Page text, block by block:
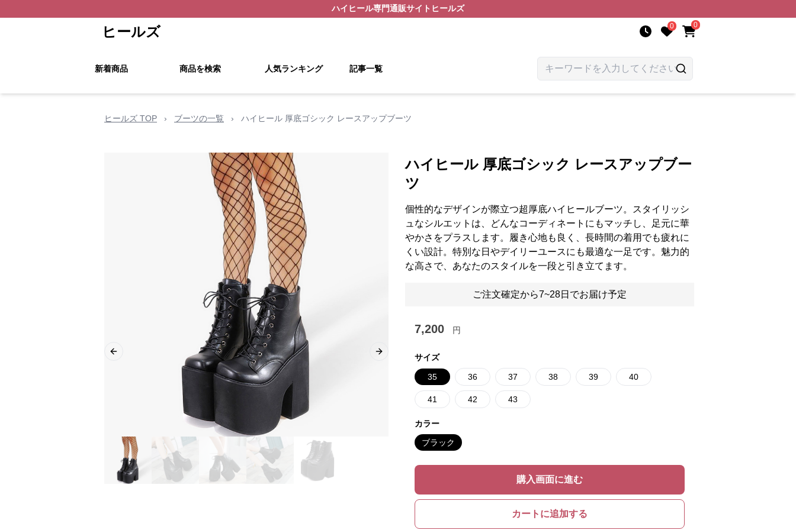
ハイヒール専門通販サイト ヒールズ
ヒールズ 0 0
新着商品 商品を検索 人気ランキング 記事一覧
ヒールズ TOP › ブーツの一覧 › ハイヒール 厚底ゴシック レースアップブーツ
Previous slide Next slide
ハイヒール 厚底ゴシック レースアップブー
ツ
個性的なデザインが際立つ超厚底ハイヒールブーツ。スタイリッシ
ュなシルエットは、どんなコーディネートにもマッチし、足元に華
やかさをプラスします。履き心地も良く、長時間の着用でも疲れに
くい設計。特別な日やデイリーユースにも最適な一足です。魅力的
な高さで、あなたのスタイルを一段と引き立てます。
ご注文確定から7~28日でお届け予定
7,200 円
サイズ
35 36 37 38 39 40
41 42 43
カラー
ブラック
購入画面に進む
カートに追加する